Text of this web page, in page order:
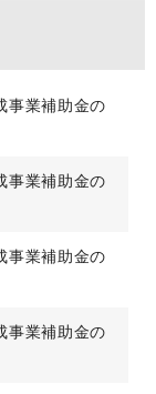
事業補助金の
事業補助金の
事業補助金の
事業補助金の